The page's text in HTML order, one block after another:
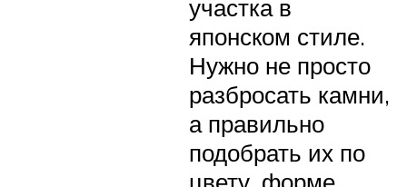
участка в
японском стиле.
Нужно не просто
разбросать камни,
а правильно
подобрать их по